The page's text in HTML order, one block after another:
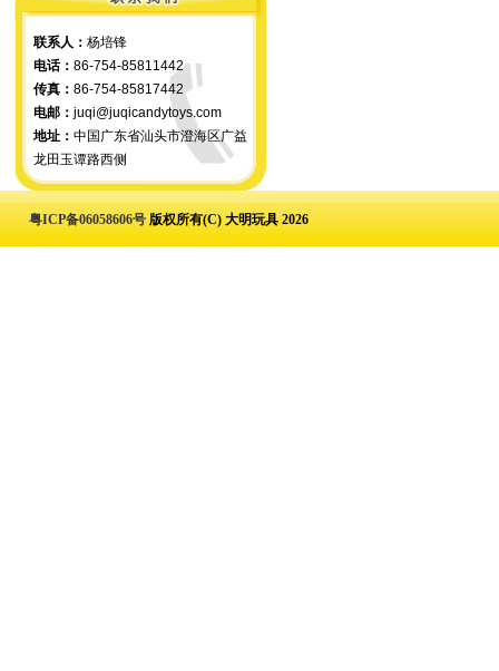
联系人： 杨培锋
电话： 86-754-85811442
传真： 86-754-85817442
电邮： juqi@juqicandytoys.com
地址： 中国广东省汕头市澄海区广益
龙田玉谭路西侧
粤ICP备06058606号 版权所有(C) 大明玩具 2026